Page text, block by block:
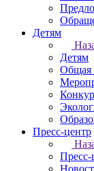
Детям
Детям
Общая
Пресс-центр
Пресс-